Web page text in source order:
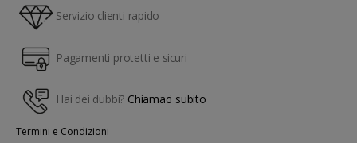
Servizio clienti rapido
Pagamenti protetti e sicuri
Hai dei dubbi? Chiamaci subito
Termini e Condizioni